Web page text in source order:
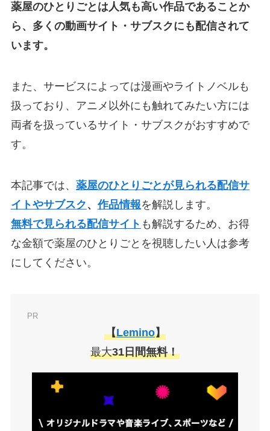
薬屋のひとりごとは人気も高い作品であることか
ら、多くの動画サイト・サブスクにも配信されて
います。
また、サービスによっては漫画やライトノベルも
扱っており、アニメ以外にも触れてみたい方には
両者を扱っているサイト・サブスクがおすすめで
す。
本記事では、 薬屋のひとりごとが見られる配信サ
イトやサブスク 、作品情報を解説します。
無料で見られる配信サイト も解説するため、お得
な金額で薬屋のひとりごとを視聴したい人は参考
にしてください。
PR
【Lemino】
最大31日間無料！